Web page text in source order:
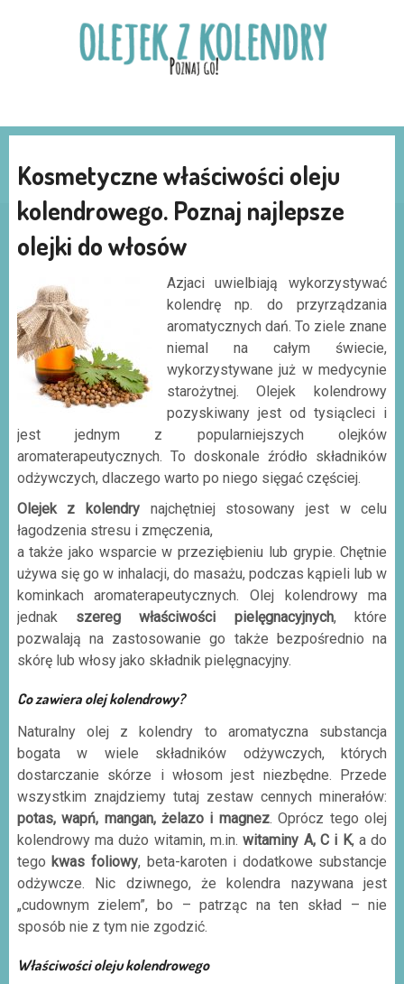
Kosmetyczne właściwości oleju
kolendrowego. Poznaj najlepsze
olejki do włosów
Azjaci uwielbiają wykorzystywać
kolendrę np. do przyrządzania
aromatycznych dań. To ziele znane
niemal na całym świecie,
wykorzystywane już w medycynie
starożytnej. Olejek kolendrowy
pozyskiwany jest od tysiącleci i
jest jednym z popularniejszych olejków
aromaterapeutycznych. To doskonale źródło składników
odżywczych, dlaczego warto po niego sięgać częściej.
Olejek z kolendrynajchętniej stosowany jest w celu
łagodzenia stresu i zmęczenia,
a także jako wsparcie w przeziębieniu lub grypie. Chętnie
używa się go w inhalacji, do masażu, podczas kąpieli lub w
kominkach aromaterapeutycznych. Olej kolendrowy ma
jednak szereg właściwości pielęgnacyjnych, które
pozwalają na zastosowanie go także bezpośrednio na
skórę lub włosy jako składnik pielęgnacyjny.
Co zawiera olej kolendrowy?
Naturalny olej z kolendry to aromatyczna substancja
bogata w wiele składników odżywczych, których
dostarczanie skórze i włosom jest niezbędne. Przede
wszystkim znajdziemy tutaj zestaw cennych minerałów:
potas, wapń, mangan, żelazo i magnez. Oprócz tego olej
kolendrowy ma dużo witamin, m.in.witaminy A, C i K, a do
tego kwas foliowy, beta-karoten i dodatkowe substancje
odżywcze. Nic dziwnego, że kolendra nazywana jest
„cudownym zielem”, bo – patrząc na ten skład – nie
sposób nie z tym nie zgodzić.
Właściwości oleju kolendrowego